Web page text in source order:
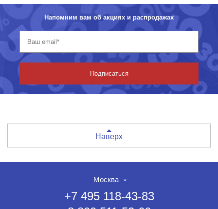
Напомним вам об акциях и распродажах
Подписаться
Наверх
Москва
+7 495 118-43-83